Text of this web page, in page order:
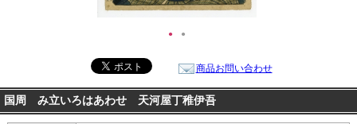
● ●
商品お問い合わせ
国周 み立いろはあわせ 天河屋丁稚伊吾